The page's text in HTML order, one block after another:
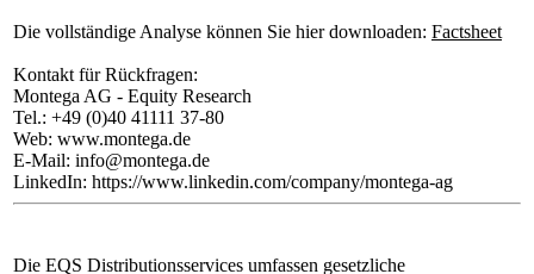
Die vollständige Analyse können Sie hier downloaden: Factsheet
Kontakt für Rückfragen:
Montega AG - Equity Research
Tel.: +49 (0)40 41111 37-80
Web: www.montega.de
E-Mail: info@montega.de
LinkedIn: https://www.linkedin.com/company/montega-ag
Die EQS Distributionsservices umfassen gesetzliche